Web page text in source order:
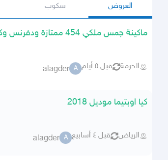
العروض سكوب
ماكينة جمس ملكي 454 ممتازة ودفرنس وكورونا لنفس الجمس
الخرمة قبل ٥ أيام A
alagder
كيا اوبتيما موديل 2018
الرياض قبل ٤ أسابيع A
alagder